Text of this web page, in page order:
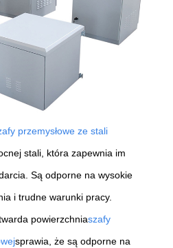
przemysłowe ze stali
stali, która zapewnia im
Są odporne na wysokie
i trudne warunki pracy.
powierzchniaszafy
sprawia, że ​​są odporne na